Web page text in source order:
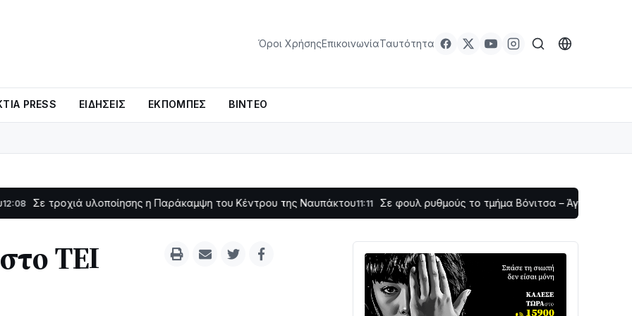
Όροι ΧρήσηςΕπικοινωνίαΤαυτότητα
PRESS ΕΙΔΉΣΕΙΣ ΕΚΠΟΜΠΈΣ ΒΊΝΤΕΟ
υλοποίησης η Παράκαμψη του Κέντρου της Ναυπάκτου11:11 Σε φουλ ρυθμούς το τμήμα Βόνιτσα – Άγιος Νικόλαος |
ΤΕΙ